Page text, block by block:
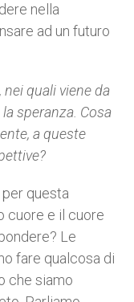
nella
ad un futuro
quali viene da
speranza. Cosa
a queste
questa
cuore e il cuore
Le
fare qualcosa di
che siamo